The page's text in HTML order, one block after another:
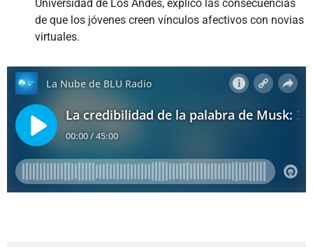
Universidad de Los Andes, explicó las consecuencias
de que los jóvenes creen vínculos afectivos con novias
virtuales.